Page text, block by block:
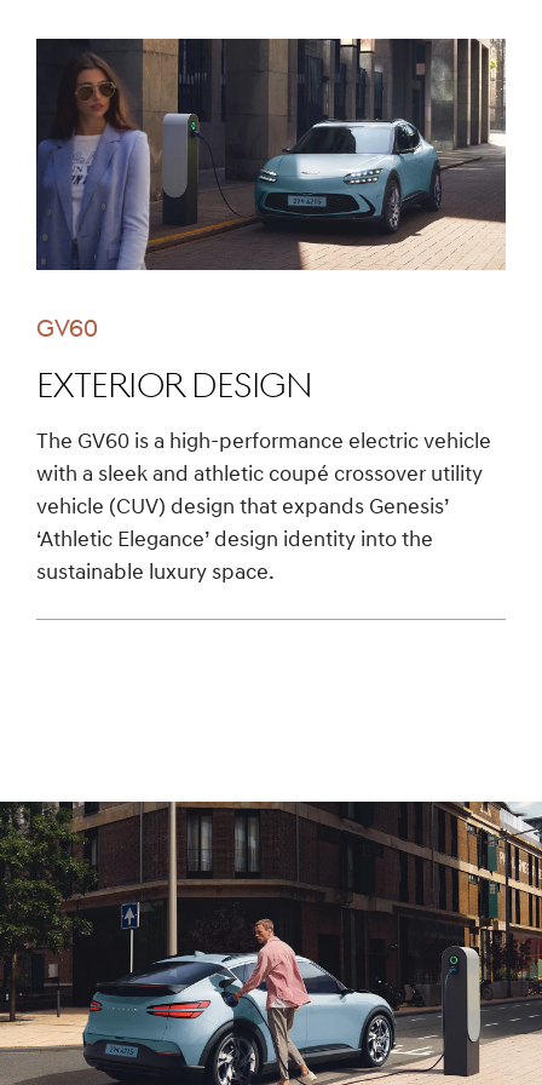
GV60
EXTERIOR Design
The GV60 is a high-performance electric vehicle
with a sleek and athletic coupé crossover utility
vehicle (CUV) design that expands Genesis’
‘Athletic Elegance’ design identity into the
sustainable luxury space.